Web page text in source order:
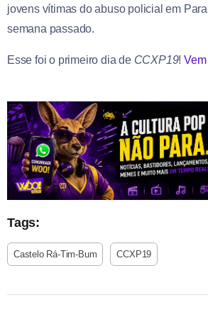
jovens vítimas do abuso policial em
semana passado.
Esse foi o primeiro dia de CCXP19!
Tags:
Castelo Rá-Tim-Bum CCXP19